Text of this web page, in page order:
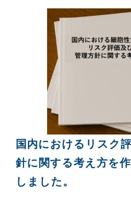
国内におけるリスク
針に関する考え方を
しました。